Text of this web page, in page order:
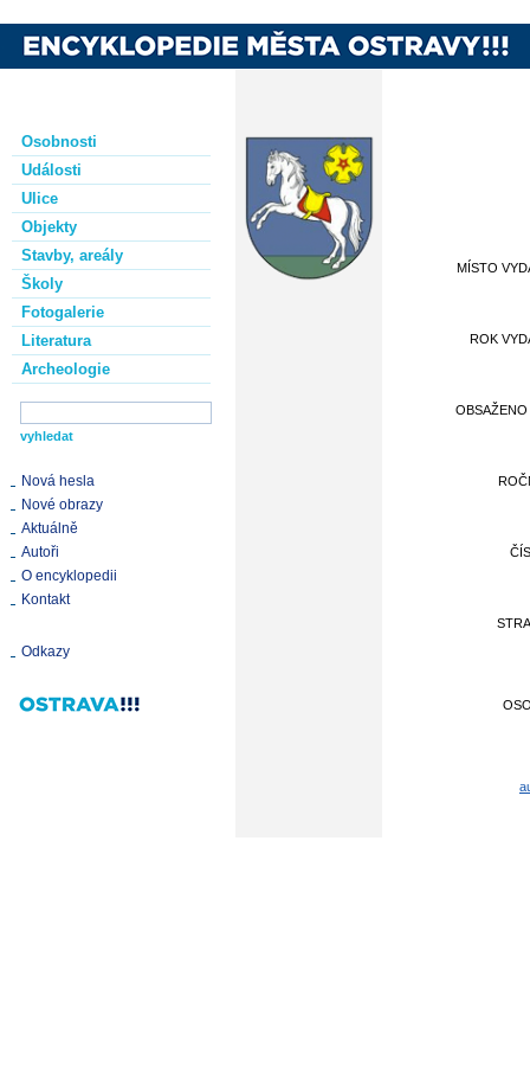
Osobnosti
Události
Ulice
Objekty
Stavby, areály
Školy
Fotogalerie
Literatura
Archeologie
Nová hesla
Nové obrazy
Aktuálně
Autoři
O encyklopedii
Kontakt
Odkazy
MÍSTO
ROK
OBSAŽENO